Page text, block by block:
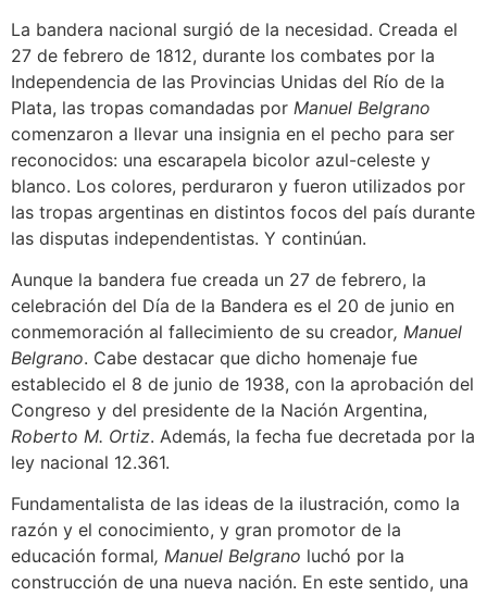
La bandera nacional surgió de la necesidad. Creada el
27 de febrero de 1812, durante los combates por la
Independencia de las Provincias Unidas del Río de la
Plata, las tropas comandadas por Manuel Belgrano
comenzaron a llevar una insignia en el pecho para ser
reconocidos: una escarapela bicolor azul-celeste y
blanco. Los colores, perduraron y fueron utilizados por
las tropas argentinas en distintos focos del país durante
las disputas independentistas. Y continúan.
Aunque la bandera fue creada un 27 de febrero, la
celebración del Día de la Bandera es el 20 de junio en
conmemoración al fallecimiento de su creador, Manuel
Belgrano. Cabe destacar que dicho homenaje fue
establecido el 8 de junio de 1938, con la aprobación del
Congreso y del presidente de la Nación Argentina,
Roberto M. Ortiz. Además, la fecha fue decretada por la
ley nacional 12.361.
Fundamentalista de las ideas de la ilustración, como la
razón y el conocimiento, y gran promotor de la
educación formal, Manuel Belgrano luchó por la
construcción de una nueva nación. En este sentido, una